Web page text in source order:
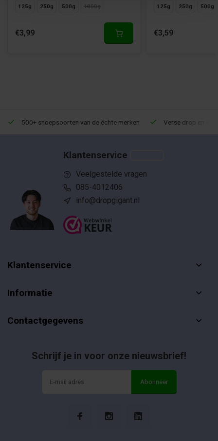
125g
250g 500g 1000g
€3,99
125g
250g 500g
€3,59
500+ snoepsoorten van de échte merken Verse drop en
Klantenservice
Veelgestelde vragen
085-4012406
info@dropgigant.nl
Klantenservice
Informatie
Contactgegevens
Schrijf je in voor onze nieuwsbrief!
Abonneer